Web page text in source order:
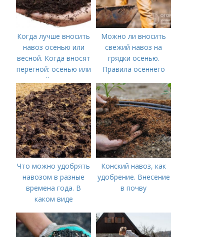
Когда лучше вносить
навоз осенью или
весной. Когда вносят
перегной: осенью или
весной, правила
внесения удобрений
Можно ли вносить
свежий навоз на
грядки осенью.
Правила осеннего
Что можно удобрять
навозом в разные
времена года. В
каком виде
Конский навоз, как
удобрение. Внесение
в почву